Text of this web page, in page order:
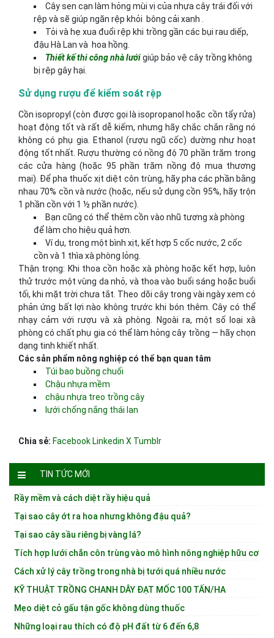
Cây sen cạn làm hỏng mùi vị của nhựa cây trái đối với
rệp và sẽ giúp ngăn rệp khỏi bông cải xanh .
Tỏi và hẹ xua đuổi rệp khi trồng gần các bụi rau diếp,
đậu Hà Lan và hoa hồng.
Thiết kế thi công nhà lướigiúp bảo vệ cây trồng không
bị rệp gây hại.
Sử dụng rượu để kiểm soát rệp
Cồn isopropyl (còn được gọi là isopropanol hoặc cồn tẩy rửa)
hoạt động tốt và rất dễ kiếm, nhưng hãy chắc chắn rằng nó
không có phụ gia. Ethanol (rượu ngũ cốc) dường như hoạt
động tốt nhất. Rượu thường có nồng độ 70 phần trăm trong
các cửa hàng (hoặc 95 phần trăm nồng độ mua thương
mại). Để pha thuốc xịt diệt côn trùng, hãy pha các phần bằng
nhau 70% cồn và nước (hoặc, nếu sử dụng cồn 95%, hãy trộn
1 phần cồn với 1 ½ phần nước).
Bạn cũng có thể thêm cồn vào nhũ tương xà phòng
để làm cho hiệu quả hơn.
Ví dụ, trong một bình xịt, kết hợp 5 cốc nước, 2 cốc
cồn và 1 thìa xà phòng lỏng.
Thận trọng: Khi thoa cồn hoặc xà phòng hoặc kết hợp, luôn
thử trước một vùng da nhỏ, và thoa vào buổi sáng hoặc buổi
tối, khi mặt trời chưa tắt. Theo dõi cây trong vài ngày xem có
phản ứng bất lợi nào không trước khi bón thêm. Cây có thể
nhạy cảm với rượu và xà phòng. Ngoài ra, một số loại xà
phòng có chất phụ gia có thể làm hỏng cây trồng — hãy chọn
dạng tinh khiết nhất.
Các sản phẩm nông nghiệp có thể bạn quan tâm
Túi bao buồng chuối
Chậu nhựa mềm
chậu nhựa treo trồng cây
lưới chống nắng thái lan
Chia sẻ: Facebook Linkedin X Tumblr
TIN TỨC MỚI
Rầy mềm và cách diệt rầy hiệu quả
Tại sao cây ớt ra hoa nhưng không đậu quả?
Tại sao cây sầu riêng bị vàng lá?
Tích hợp lưới chắn côn trùng vào mô hình nông nghiệp hữu cơ
Cách xử lý cây trồng trong nhà bị tưới quá nhiều nước
KỸ THUẬT TRỒNG CHANH DÂY ĐẠT MỐC 100 TẤN/HA
Mẹo diệt cỏ gấu tận gốc không dùng thuốc
Những loại rau thích có độ pH đất từ ​​6 đến 6,8